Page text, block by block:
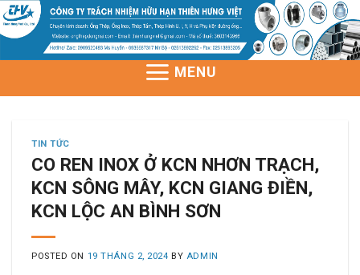
Skip
to
MENU
TIN TỨC
CO REN INOX Ở KCN NHƠN TRẠCH,
KCN SÔNG MÂY, KCN GIANG ĐIỀN,
KCN LỘC AN BÌNH SƠN
POSTED ON 19 THÁNG 2, 2024 BY ADMIN